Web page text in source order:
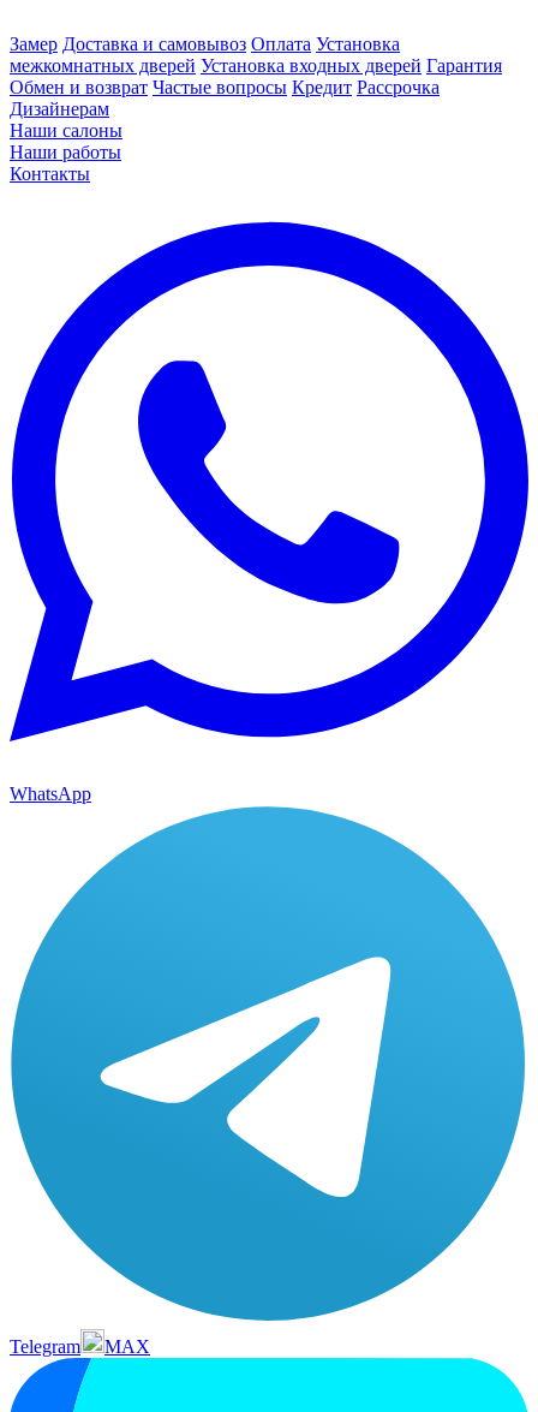
Замер Доставка и самовывоз Оплата Установка
межкомнатных дверей Установка входных дверей Гарантия
Обмен и возврат Частые вопросы Кредит Рассрочка
Дизайнерам
Наши салоны
Наши работы
Контакты
WhatsApp
Telegram MAX